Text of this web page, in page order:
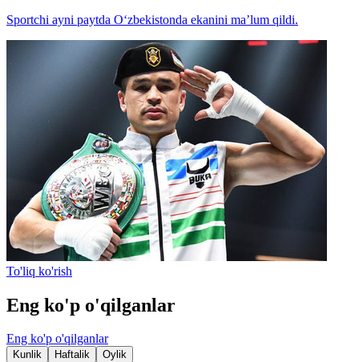
Sportchi ayni paytda O‘zbekistonda ekanini ma’lum qildi.
To'liq ko'rish
Eng ko'p o'qilganlar
Eng ko'p o'qilganlar
Kunlik Haftalik Oylik